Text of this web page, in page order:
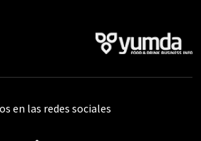
en las redes sociales